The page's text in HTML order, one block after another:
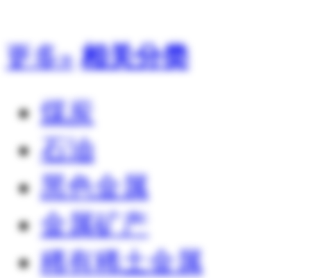
更多» 相关分类
煤炭
石油
黑色金属
金属矿产
稀有稀土金属